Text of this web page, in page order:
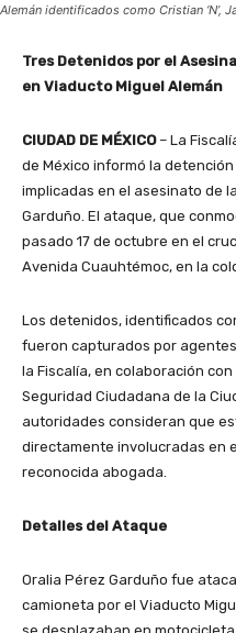
Alemán identificados como Cristian ‘N’,
Tres Detenidos por el
en Viaducto Miguel Alemán
CIUDAD DE MÉXICO– La
de México informó la
implicadas en el asesinato de
Garduño. El ataque, que
pasado 17 de octubre en el
Avenida Cuauhtémoc, en la
Los detenidos, identificados
fueron capturados por
la Fiscalía, en colaboración
Seguridad Ciudadana de la
autoridades consideran que
directamente involucradas en
reconocida abogada.
Detalles del Ataque
Oralia Pérez Garduño fue
camioneta por el Viaducto